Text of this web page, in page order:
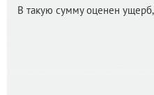
В такую сумму оценен